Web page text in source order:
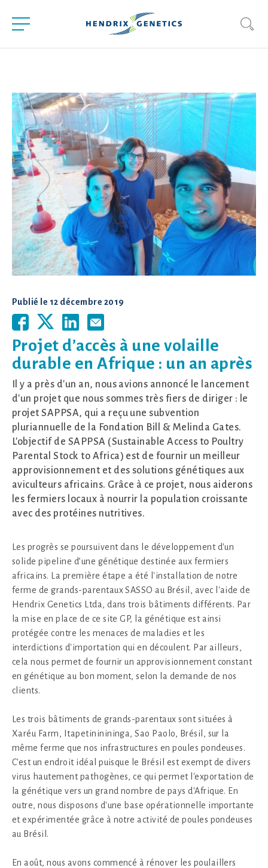
Publié le 12 décembre 2019
Projet d’accès à une volaille
durable en Afrique : un an après
Il y a près d'un an, nous avions annoncé le lancement
d'un projet que nous sommes très fiers de diriger : le
projet SAPPSA, qui a reçu une subvention
pluriannuelle de la Fondation Bill & Melinda Gates.
L'objectif de SAPPSA (Sustainable Access to Poultry
Parental Stock to Africa) est de fournir un meilleur
approvisionnement et des solutions génétiques aux
aviculteurs africains. Grâce à ce projet, nous aiderons
les fermiers locaux à nourrir la population croissante
avec des protéines nutritives.
Les progrès se poursuivent dans le développement d'un
solide pipeline d’une génétique destinée aux fermiers
africains. La première étape a été l'installation de notre
ferme de grands-parentaux SASSO au Brésil, avec l'aide de
Hendrix Genetics Ltda, dans trois bâtiments différents. Par
la mise en place de ce site GP, la génétique est ainsi
protégée contre les menaces de maladies et les
interdictions d'importation qui en découlent. Par ailleurs,
cela nous permet de fournir un approvisionnement constant
en génétique au bon moment, selon la demande de nos
clients.
Les trois bâtiments de grands-parentaux sont situées à
Xaréu Farm, Itapetininininga, Sao Paolo, Brésil, sur la
même ferme que nos infrastructures en poules pondeuses.
C'est un endroit idéal puisque le Brésil est exempt de divers
virus hautement pathogènes, ce qui permet l'exportation de
la génétique vers un grand nombre de pays d'Afrique. En
outre, nous disposons d'une base opérationnelle importante
et expérimentée grâce à notre activité de poules pondeuses
au Brésil.
En août, nous avons commencé à rénover les poulaillers